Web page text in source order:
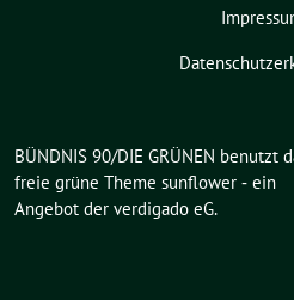
BÜNDNIS 90/DIE GRÜNEN benutzt
freie grüne Theme sunflower ‐ ein
Angebot der verdigado eG.